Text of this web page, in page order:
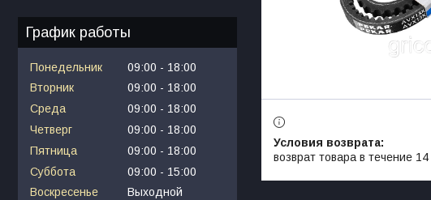
возврат товара в течение
График работы
Понедельник 09:00
18:00
Вторник
09:00
18:00
Среда
09:00
18:00
Четверг
09:00
18:00
Пятница
09:00
18:00
Суббота
09:00
15:00
Воскресенье
Выходной